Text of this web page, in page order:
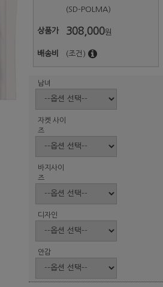
(SD-POLMA)
상품가 308,000원
배송비 (조건)
남녀
자켓 사이
즈
바지사이
즈
디자인
안감